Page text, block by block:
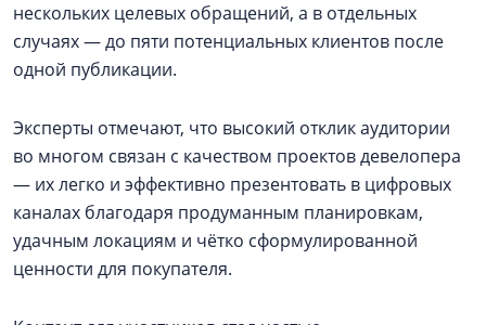
нескольких целевых обращений, а в отдельных
случаях — до пяти потенциальных клиентов после
одной публикации.
Эксперты отмечают, что высокий отклик аудитории
во многом связан с качеством проектов девелопера
— их легко и эффективно презентовать в цифровых
каналах благодаря продуманным планировкам,
удачным локациям и чётко сформулированной
ценности для покупателя.